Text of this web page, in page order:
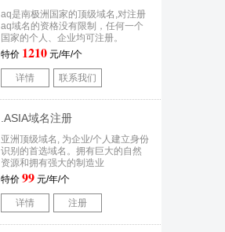
aq是南极洲国家的顶级域名,对注册
aq域名的资格没有限制，任何一个
国家的个人、企业均可注册。
特价 1210 元/年/个
详情 联系我们
.ASIA域名注册
亚洲顶级域名, 为企业/个人建立身份
识别的首选域名。拥有巨大的自然
资源和拥有强大的制造业
特价 99 元/年/个
详情 注册